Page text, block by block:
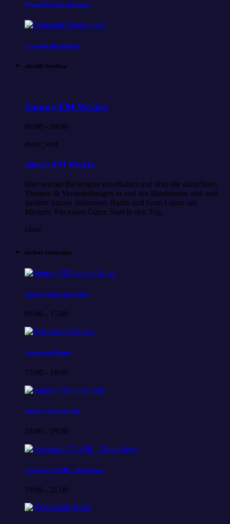
Peppa Pig Park Günzburg
Legoland Deutschland
aktuelle Sendung
Sunray-FM Wecker
06:00 - 09:00
more_vert
Sunray-FM Wecker
Hier werdet Ihr bestens unterhalten und über die aktuellsten
Themen & Veranstaltungen in und um Blaubeuren und weit
darüber hinaus informiert. Radio und Gute Laune am
Morgen; Für einen Guten Start in den Tag.
close
nächste Sendungen
Sunray-FM bei der Arbeit
09:00 - 15:00
Feierabend Deluxe
15:00 - 18:00
Sunray-FM in the Mix
18:00 - 19:00
Anastasia ONAIR – Mottoshow
19:00 - 21:00